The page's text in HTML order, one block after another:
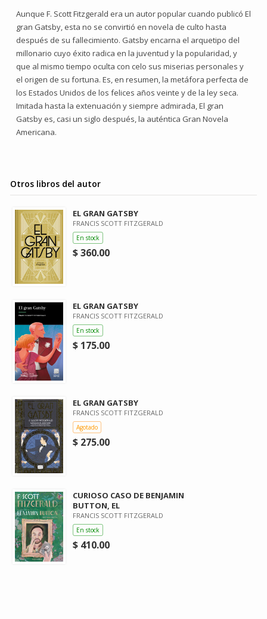
Aunque F. Scott Fitzgerald era un autor popular cuando publicó El
gran Gatsby, esta no se convirtió en novela de culto hasta
después de su fallecimiento. Gatsby encarna el arquetipo del
millonario cuyo éxito radica en la juventud y la popularidad, y
que al mismo tiempo oculta con celo sus miserias personales y
el origen de su fortuna. Es, en resumen, la metáfora perfecta de
los Estados Unidos de los felices años veinte y de la ley seca.
Imitada hasta la extenuación y siempre admirada, El gran
Gatsby es, casi un siglo después, la auténtica Gran Novela
Americana.
Otros libros del autor
EL GRAN GATSBY
FRANCIS SCOTT FITZGERALD
En stock
$ 360.00
EL GRAN GATSBY
FRANCIS SCOTT FITZGERALD
En stock
$ 175.00
EL GRAN GATSBY
FRANCIS SCOTT FITZGERALD
Agotado
$ 275.00
CURIOSO CASO DE BENJAMIN
BUTTON, EL
FRANCIS SCOTT FITZGERALD
En stock
$ 410.00